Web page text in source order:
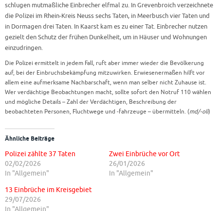
schlugen mutmaßliche Einbrecher elfmal zu. In Grevenbroich verzeichnete
die Polizei im Rhein-Kreis Neuss sechs Taten, in Meerbusch vier Taten und
in Dormagen drei Taten. In Kaarst kam es zu einer Tat. Einbrecher nutzen
gezielt den Schutz der frühen Dunkelheit, um in Häuser und Wohnungen
einzudringen.
Die Polizei ermittelt in jedem Fall, ruft aber immer wieder die Bevölkerung
auf, bei der Einbruchsbekämpfung mitzuwirken. Erwiesenermaßen hilft vor
allem eine aufmerksame Nachbarschaft, wenn man selber nicht Zuhause ist.
Wer verdächtige Beobachtungen macht, sollte sofort den Notruf 110 wählen
und mögliche Details – Zahl der Verdächtigen, Beschreibung der
beobachteten Personen, Fluchtwege und -fahrzeuge – übermitteln. (md/-oli)
Ähnliche Beiträge
Polizei zählte 37 Taten
02/02/2026
In "Allgemein"
Zwei Einbrüche vor Ort
26/01/2026
In "Allgemein"
13 Einbrüche im Kreisgebiet
29/07/2026